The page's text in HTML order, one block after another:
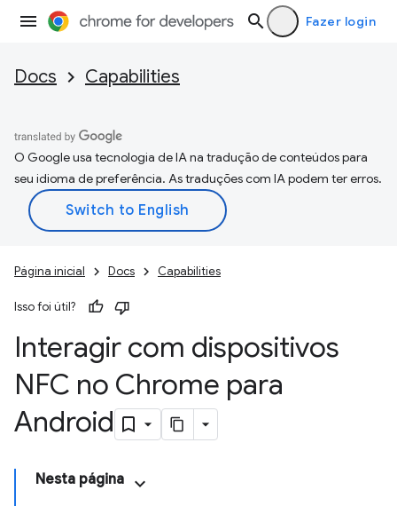
Fazer login
Docs Capabilities
O Google usa tecnologia de IA na tradução de conteúdos para
seu idioma de preferência. As traduções com IA podem ter erros.
Página inicial Docs Capabilities
Isso foi útil?
Interagir com dispositivos
NFC no Chrome para
Android
Nesta página